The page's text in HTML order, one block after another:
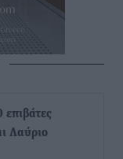
Λαύριο